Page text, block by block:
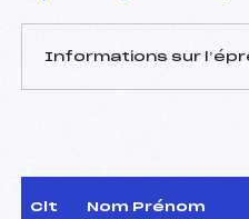
Informations sur
D.T Adjoint :
Dir. Epreuve :
Clt Nom Prénom